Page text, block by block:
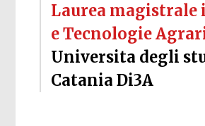
Laurea magistrale
e Tecnologie
Universita degli
Catania Di3A